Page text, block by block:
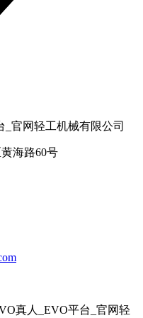
官网轻工机械有限公司
海路60号
真人_EVO平台_官网轻